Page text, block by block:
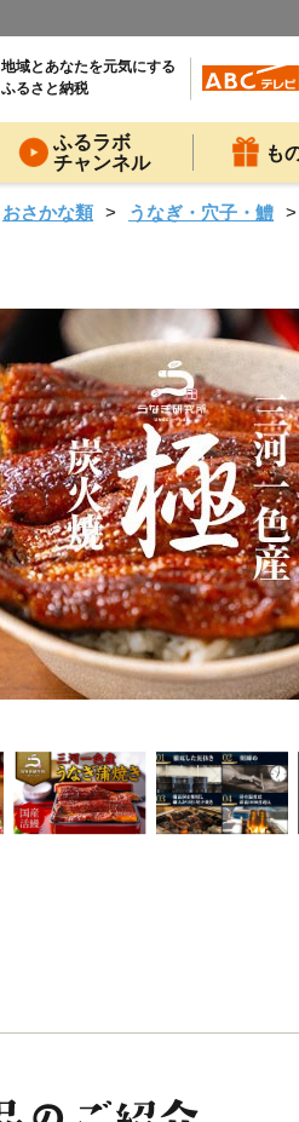
地域とあなたを元気にする
ふるさと納税
ふるラボ
チャンネル
も
おさかな類 うなぎ・穴子・鱧